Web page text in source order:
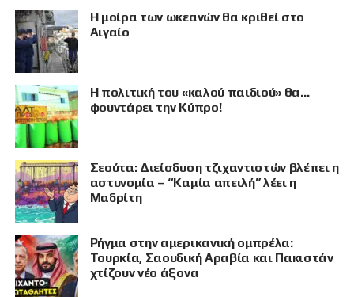
Η μοίρα των ωκεανών θα κριθεί στο
Αιγαίο
Η πολιτική του «καλού παιδιού» θα…
φουντάρει την Κύπρο!
Σεούτα: Διείσδυση τζιχαντιστών βλέπει η
αστυνομία – “Καμία απειλή” λέει η
Μαδρίτη
Ρήγμα στην αμερικανική ομπρέλα:
Τουρκία, Σαουδική Αραβία και Πακιστάν
χτίζουν νέο άξονα